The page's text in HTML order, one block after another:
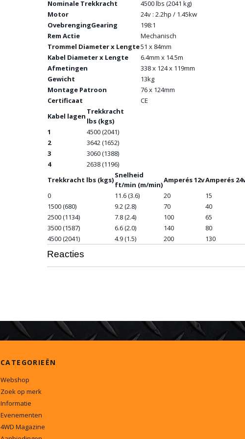
Nominale Trekkracht
4500 lbs (2041 kg)
Motor
24v : 2.2hp / 1.45kw
OvebrengingGearing
198:1
Rem Actie
Mechanisch
Trommel Diameter x Lengte51 x 84mm
Kabel Diameter x Lengte
6.4mm x 14.5m
Afmetingen
338 x 124 x 119mm
Gewicht
13kg
Montage Patroon
76 x 124mm
Certificaat
CE
Kabel lagen
Trekkracht
lbs (kgs)
1
4500 (2041)
2
3642 (1652)
3
3060 (1388)
4
2638 (1196)
Trekkracht lbs (kgs)
Snelheid
ft/min (m/min)
Amperés 12vAmperés
0
11.6 (3.6) 20
15
1500 (680)
9.2 (2.8) 70
40
2500 (1134)
7.8 (2.4) 100
65
3500 (1587)
6.6 (2.0) 140
80
4500 (2041)
4.9 (1.5) 200 130
Reacties
CATEGORIEËN
Webshop
Zoek op merk
Informatie
Evenementen
4WD Magazine